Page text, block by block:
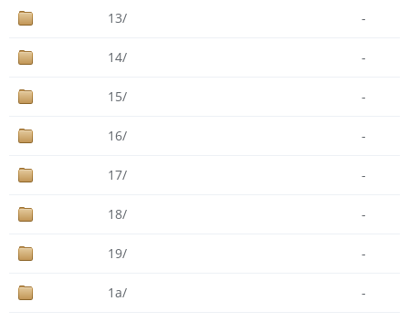
13/ -
14/ -
15/ -
16/ -
17/ -
18/ -
19/ -
1a/ -